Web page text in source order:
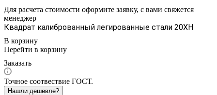
Для расчета стоимости оформите заявку, с вами свяжется
менеджер
Квадрат калиброванный легированные стали 20ХН
В корзину
Перейти в корзину
Заказать
Точное соотвествие ГОСТ.
Нашли дешевле?